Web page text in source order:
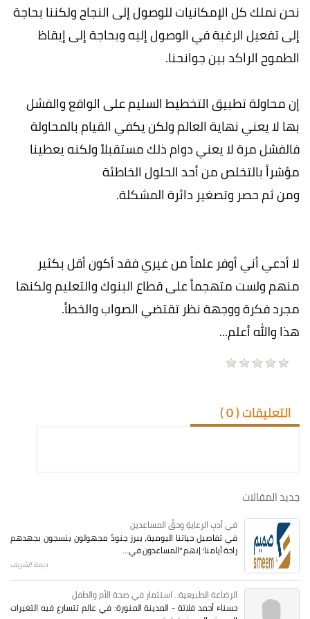
نحن نملك كل الإمكانيات للوصول إلى النجاح ولكننا بحاجة
إلى تفعيل الرغبة في الوصول إليه وبحاجة إلى إيقاظ
الطموح الراكد بين جوانحنا.
إن محاولة تطبيق التخطيط السليم على الواقع والفشل
بها لا يعني نهاية العالم ولكن يكفي القيام بالمحاولة
فالفشل مرة لا يعني دوام ذلك مستقبلاً ولكنه يعطينا
مؤشراً بالتخلص من أحد الحلول الخاطئة
ومن ثم حصر وتصغير دائرة المشكلة.
لا أدعي أني أوفر علماً من غيري فقد أكون أقل بكثير
منهم ولست متهجماً على قطاع البنوك والتعليم ولكنها
مجرد فكرة ووجهة نظر تقتضي الصواب والخطأ.
هذا والله أعلم...
التعليقات (0
)
جديد المقالات
في أدبِ الرعايةِ وحقِّ المساعدين
في تفاصيل حياتنا اليومية، يبرز جنودٌ مجهولون ينسجون بجهدهم
راحة أيامنا؛ إنهم "المساعدون في...
ديمة الشريف
الرضاعة الطبيعية.. استثمار في صحة الأم والطفل
حسناء أحمد فلاتة - المدينة المنورة: في عالم تتسارع فيه التغيرات